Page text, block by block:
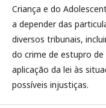
Criança e do
a depender das
diversos tribunais,
do crime de estupro
aplicação da lei às
possíveis injustiças.